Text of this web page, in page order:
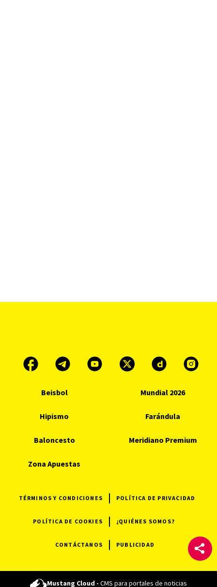
Beisbol Mundial 2026
Hipismo Farándula
Baloncesto Meridiano Premium
Zona Apuestas
TÉRMINOS Y CONDICIONES POLÍTICA DE PRIVACIDAD
POLÍTICA DE COOKIES ¿QUIÉNES SOMOS?
CONTÁCTANOS PUBLICIDAD
Mustang Cloud - CMS para portales de noticias